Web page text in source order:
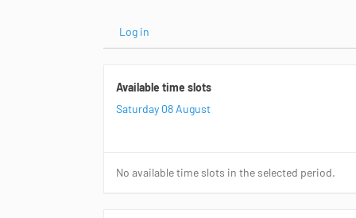
Log in
Available time slots
Saturday 08 August
No available time slots in the selected period.